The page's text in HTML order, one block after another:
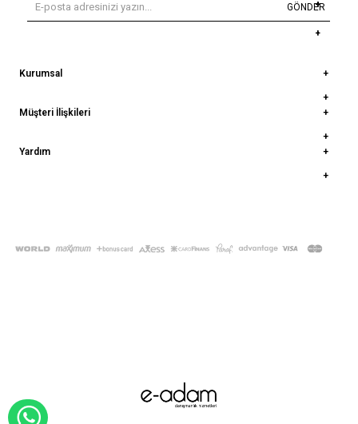
GÖNDER
Kurumsal
Müşteri İlişkileri
Yardım